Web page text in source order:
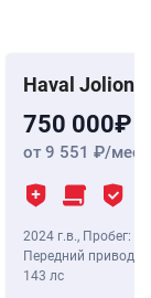
Haval Jolion
750 000
от 9 551 /мес
2024 г.в., Пробег:
Передний привод,
143 лс